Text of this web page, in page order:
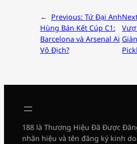
← Previous: Tứ Đại Anh
Hùng Bán Kết Cúp C1:
Barcelona và Arsenal Ai
Vô Địch?
188 là Thương Hiệu Đã Được
nhãn hiệu và tên đăng ký kinh